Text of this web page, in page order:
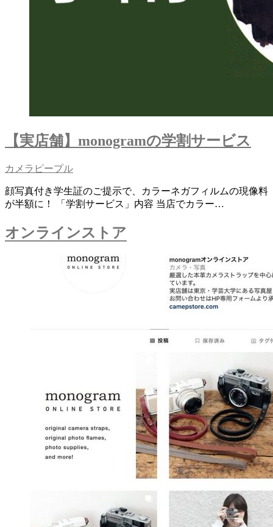
【実店舗】monogramの学割サービス
カメラピープル
顔写真付き学生証のご提示で、カラーネガフィルムの現像料
が半額に！ 「学割サービス」内容 当店でカラー…
オンラインストア